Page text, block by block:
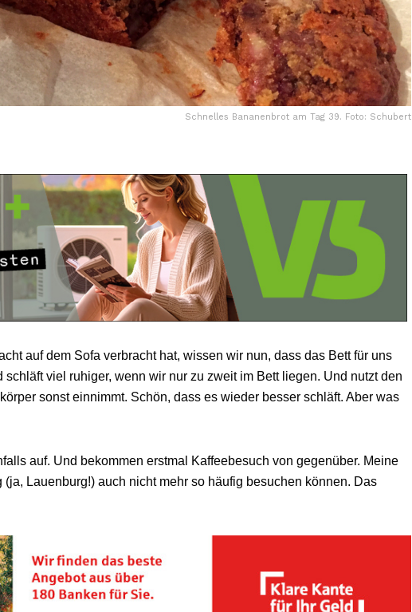
Schnelles Bananenbrot am Tag 39. Foto: Schubert
auf dem Sofa verbracht hat, wissen wir nun, dass das Bett für uns
viel ruhiger, wenn wir nur zu zweit im Bett liegen. Und nutzt den
sonst einnimmt. Schön, dass es wieder besser schläft. Aber was
auf. Und bekommen erstmal Kaffeebesuch von gegenüber. Meine
Lauenburg!) auch nicht mehr so häufig besuchen können. Das